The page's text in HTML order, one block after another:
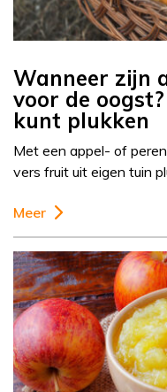
Wanneer zijn
voor de
kunt plukken
Met een appel- of
vers fruit uit eigen tuin
Meer